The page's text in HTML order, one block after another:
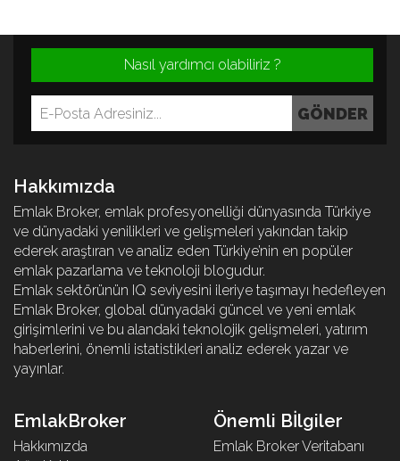
Nasıl yardımcı olabiliriz ?
Hakkımızda
Emlak Broker, emlak profesyonelliği dünyasında Türkiye
ve dünyadaki yenilikleri ve gelişmeleri yakından takip
ederek araştıran ve analiz eden Türkiye’nin en popüler
emlak pazarlama ve teknoloji blogudur.
Emlak sektörünün IQ seviyesini ileriye taşımayı hedefleyen
Emlak Broker, global dünyadaki güncel ve yeni emlak
girişimlerini ve bu alandaki teknolojik gelişmeleri, yatırım
haberlerini, önemli istatistikleri analiz ederek yazar ve
yayınlar.
EmlakBroker
Hakkımızda
Önemli Bİlgiler
Emlak Broker Veritabanı